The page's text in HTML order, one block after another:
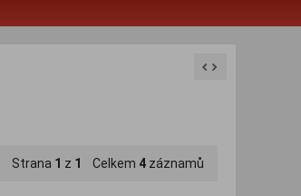
Strana 1 z 1 Celkem 4 záznamů